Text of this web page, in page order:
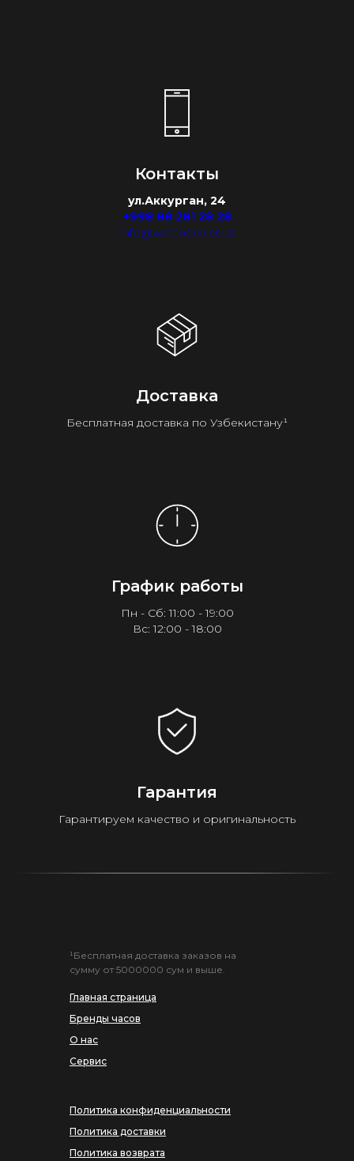
Контакты
ул.Аккурган, 24
+998 88 281 28 28
info@watchdealer.uz
Доставка
Бесплатная доставка по Узбекистану¹
График работы
Пн - Сб: 11:00 - 19:00
Вс: 12:00 - 18:00
Гарантия
Гарантируем качество и оригинальность
Главная страница
Бренды часов
О нас
Сервис
¹Бесплатная доставка заказов на
сумму от 5000000 сум и выше.
Политика конфиденциальности
Политика доставки
Политика возврата